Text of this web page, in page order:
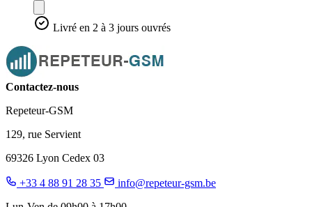
Livré en 2 à 3 jours ouvrés
Contactez-nous
Repeteur-GSM
129, rue Servient
69326 Lyon Cedex 03
+33 4 88 91 28 35
info@repeteur-gsm.be